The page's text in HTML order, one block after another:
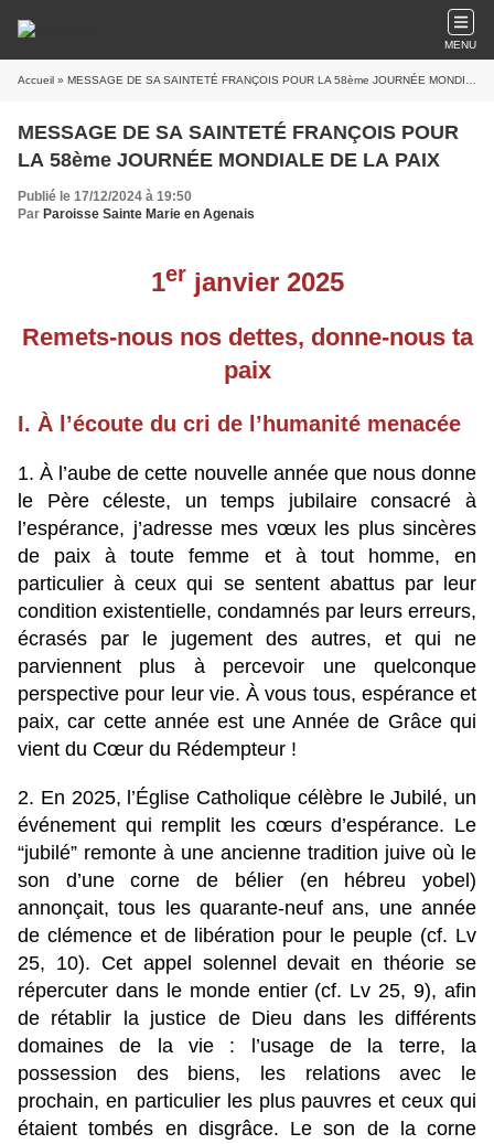
MENU
Accueil » MESSAGE DE SA SAINTETÉ FRANÇOIS POUR LA 58ème JOURNÉE MONDIALE DE LA PAIX
MESSAGE DE SA SAINTETÉ FRANÇOIS POUR
LA 58ème JOURNÉE MONDIALE DE LA PAIX
Publié le 17/12/2024 à 19:50
Par Paroisse Sainte Marie en Agenais
1erjanvier 2025
Remets-nous nos dettes, donne-nous ta
paix
I. À l’écoute du cri de l’humanité menacée
1. À l’aube de cette nouvelle année que nous donne
le Père céleste, un temps jubilaire consacré à
l’espérance, j’adresse mes vœux les plus sincères
de paix à toute femme et à tout homme, en
particulier à ceux qui se sentent abattus par leur
condition existentielle, condamnés par leurs erreurs,
écrasés par le jugement des autres, et qui ne
parviennent plus à percevoir une quelconque
perspective pour leur vie. À vous tous, espérance et
paix, car cette année est une Année de Grâce qui
vient du Cœur du Rédempteur !
2. En 2025, l’Église Catholique célèbre le Jubilé, un
événement qui remplit les cœurs d’espérance. Le
“jubilé” remonte à une ancienne tradition juive où le
son d’une corne de bélier (en hébreu yobel)
annonçait, tous les quarante-neuf ans, une année
de clémence et de libération pour le peuple (cf. Lv
25, 10). Cet appel solennel devait en théorie se
répercuter dans le monde entier (cf. Lv 25, 9), afin
de rétablir la justice de Dieu dans les différents
domaines de la vie : l’usage de la terre, la
possession des biens, les relations avec le
prochain, en particulier les plus pauvres et ceux qui
étaient tombés en disgrâce. Le son de la corne